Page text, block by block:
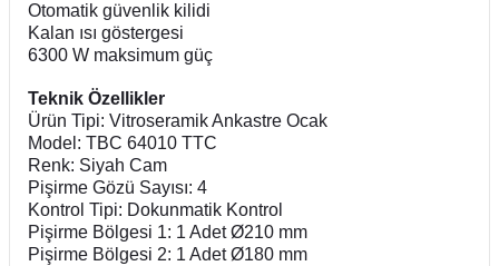
Otomatik güvenlik kilidi
Kalan ısı göstergesi
6300 W maksimum güç
Teknik Özellikler
Ürün Tipi: Vitroseramik Ankastre Ocak
Model: TBC 64010 TTC
Renk: Siyah Cam
Pişirme Gözü Sayısı: 4
Kontrol Tipi: Dokunmatik Kontrol
Pişirme Bölgesi 1: 1 Adet Ø210 mm
Pişirme Bölgesi 2: 1 Adet Ø180 mm